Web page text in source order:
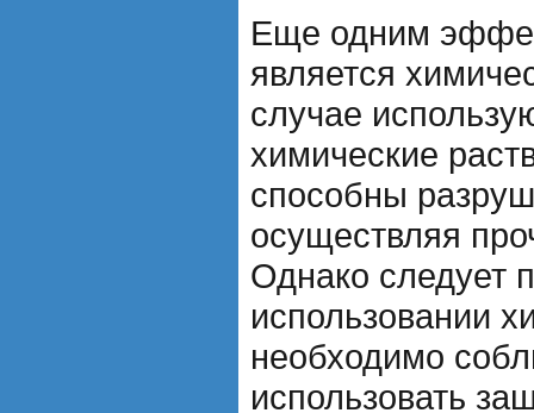
Еще одним
является
случае
химические
способны
осуществляя
Однако следует
использовании
необходимо
использовать